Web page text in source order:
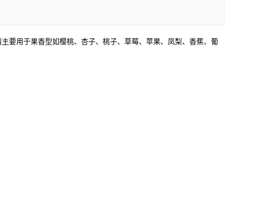
要用于果香型如樱桃、杏子、桃子、草莓、苹果、凤梨、香蕉、葡